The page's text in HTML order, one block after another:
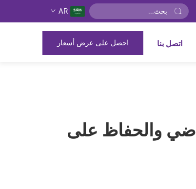
AR
اتصل بنا احصل على عرض أسعار
والحفاظ على